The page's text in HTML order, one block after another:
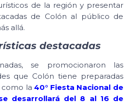
de la región y presentar
de Colón al público de
allá.
destacadas
se promocionaron las
que Colón tiene preparadas
como la40° Fiesta Nacional de
desarrollará del 8 al 16 de